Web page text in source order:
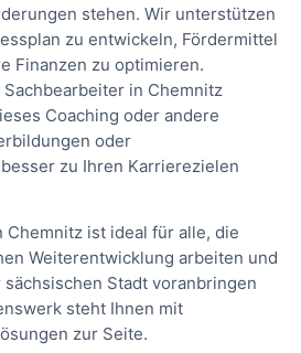
stehen. Wir unterstützen
zu entwickeln, Fördermittel
Finanzen zu optimieren.
in Chemnitz
Coaching oder andere
oder
zu Ihren Karrierezielen
Chemnitz ist ideal für alle, die
Weiterentwicklung arbeiten und
Stadt voranbringen
steht Ihnen mit
zur Seite.